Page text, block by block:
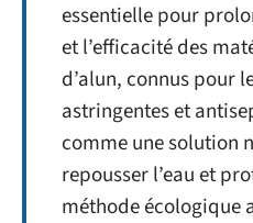
essentielle pour
et l’efficacité des
d’alun, connus pour
astringentes et
comme une solution
repousser l’eau et
méthode écologique